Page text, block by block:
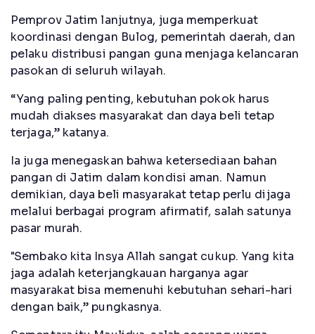
Pemprov Jatim lanjutnya, juga memperkuat
koordinasi dengan Bulog, pemerintah daerah, dan
pelaku distribusi pangan guna menjaga kelancaran
pasokan di seluruh wilayah.
“Yang paling penting, kebutuhan pokok harus
mudah diakses masyarakat dan daya beli tetap
terjaga,” katanya.
Ia juga menegaskan bahwa ketersediaan bahan
pangan di Jatim dalam kondisi aman. Namun
demikian, daya beli masyarakat tetap perlu dijaga
melalui berbagai program afirmatif, salah satunya
pasar murah.
"Sembako kita Insya Allah sangat cukup. Yang kita
jaga adalah keterjangkauan harganya agar
masyarakat bisa memenuhi kebutuhan sehari-hari
dengan baik,” pungkasnya.